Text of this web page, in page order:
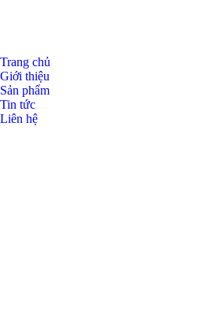
Trang chủ
Giới thiệu
Sản phẩm
Tin tức
Liên hệ